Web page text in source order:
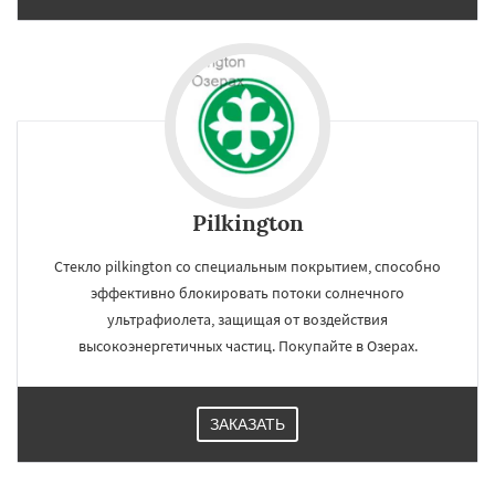
×
Pilkington
Стекло pilkington со специальным покрытием, способно
эффективно блокировать потоки солнечного
ультрафиолета, защищая от воздействия
высокоэнергетичных частиц. Покупайте в Озерах.
ЗАКАЗАТЬ
УЗНАТЬ ПОДРОБНЕЕ ×